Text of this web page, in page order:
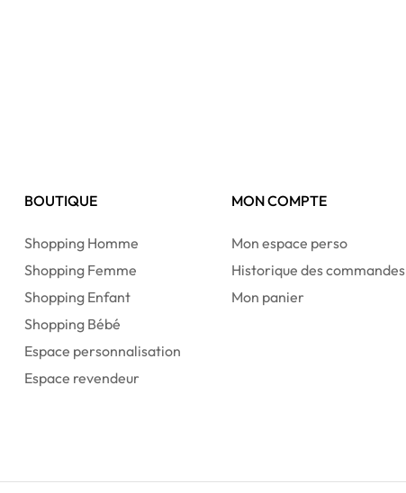
BOUTIQUE
Shopping Homme
Shopping Femme
Shopping Enfant
Shopping Bébé
Espace personnalisation
Espace revendeur
MON COMPTE
Mon espace perso
Historique des commandes
Mon panier